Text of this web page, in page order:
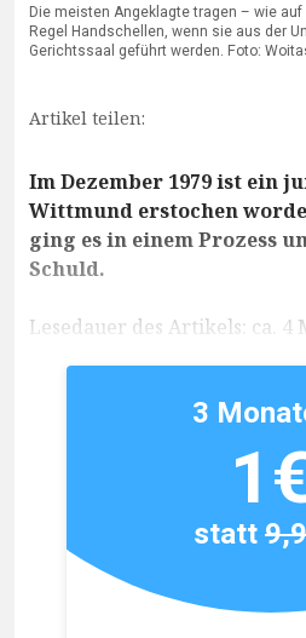
Die meisten Angeklagte tragen – wie
Regel Handschellen, wenn sie aus der
Gerichtssaal geführt werden. Foto:
Artikel teilen:
Im Dezember 1979 ist ein
Wittmund erstochen
ging es in einem Prozess
Schuld.
Lesedauer des Artikels: ca. 4
3
statt